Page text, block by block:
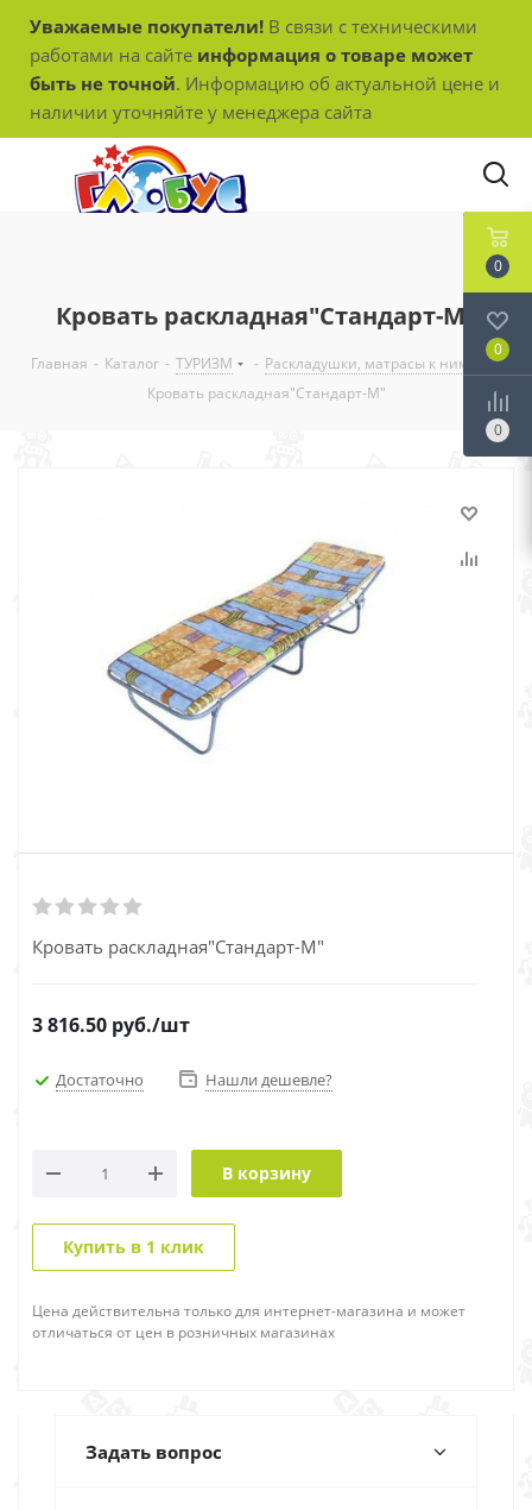
Уважаемые покупатели! В связи с техническими
работами на сайте информация о товаре может
быть не точной. Информацию об актуальной цене и
наличии уточняйте у менеджера сайта
Кровать раскладная"Стандарт-М"
Главная - Каталог - ТУРИЗМ - Раскладушки, матрасы к ним
-
Кровать раскладная"Стандарт-М"
Кровать раскладная"Стандарт-М"
3 816.50 руб./шт
Достаточно Нашли дешевле?
В корзину
Купить в 1 клик
Цена действительна только для интернет-магазина и может
отличаться от цен в розничных магазинах
Задать вопрос
0
0
0